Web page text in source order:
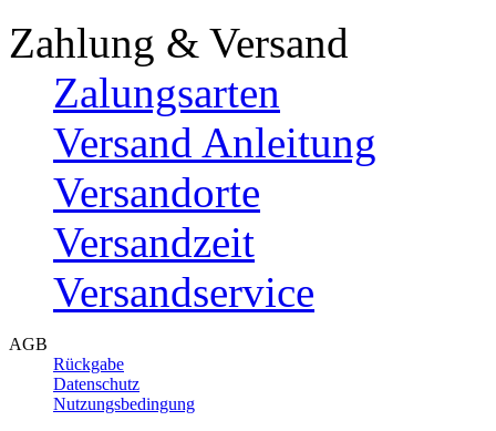
Zahlung & Versand
Zalungsarten
Versand Anleitung
Versandorte
Versandzeit
Versandservice
AGB
Rückgabe
Datenschutz
Nutzungsbedingung